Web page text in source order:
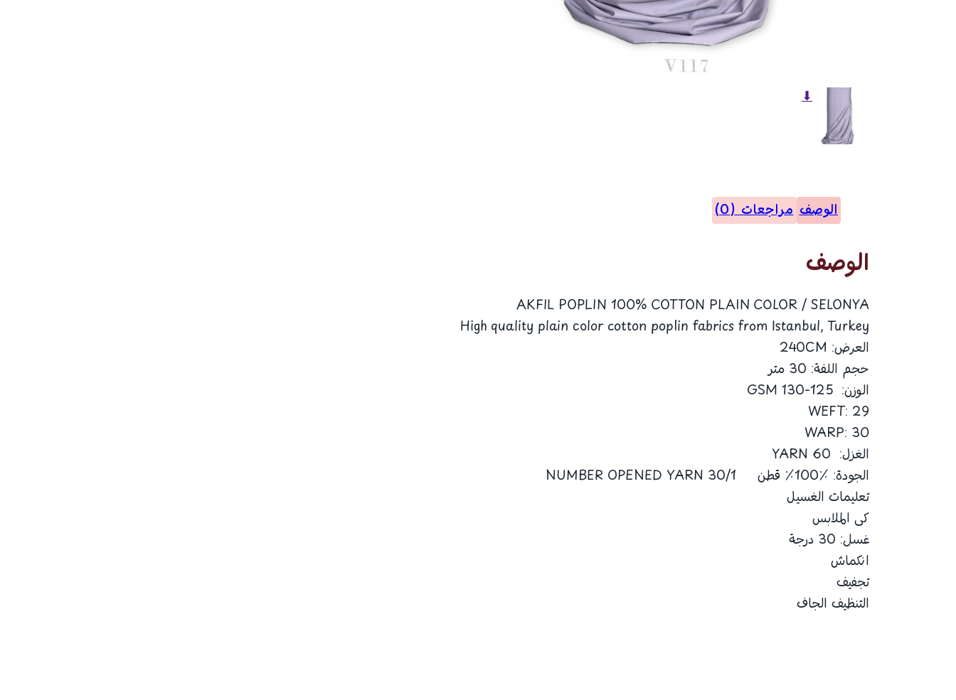
⬇
الوصف مراجعات (0)
الوصف
AKFIL POPLIN 100% COTTON PLAIN COLOR / SELONYA
High quality plain color cotton poplin fabrics from Istanbul, Turkey
العرض: 240CM
حجم اللفة: 30 متر
الوزن: 125-130 GSM
WEFT: 29
WARP: 30
الغزل: 60 YARN
الجودة: ٪100٪ قطن 30/1 NUMBER OPENED YARN
تعليمات الغسيل
كى الملابس
غسل: 30 درجة
انكماش
تجفيف
التنظيف الجاف